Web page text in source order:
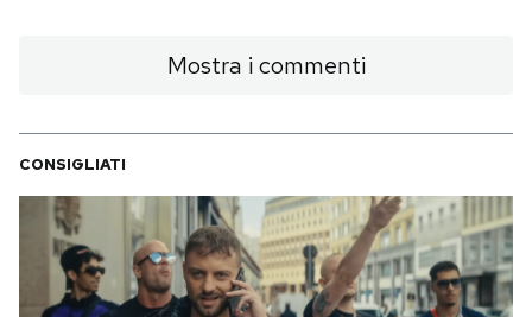
Mostra i commenti
CONSIGLIATI